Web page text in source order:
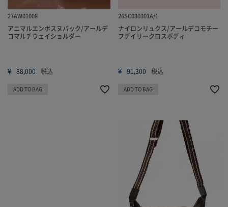
27AW01008
アニマルエンボスヌバック/アールデ
コマルチウェイショルダー
¥ 88,000 税込
ADD TO BAG
26SC030301A/1
ナイロンリュクス/アールデコモチー
フデイリークロスボディ
¥ 91,300 税込
ADD TO BAG